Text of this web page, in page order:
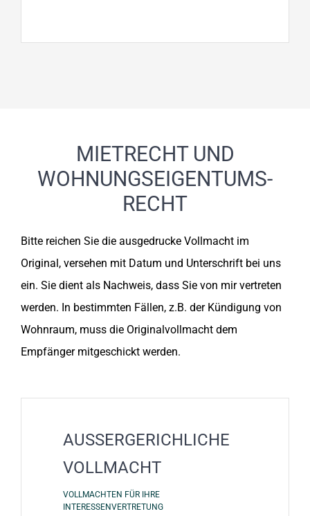
MIETRECHT UND
WOHNUNGS­EIGENTUMS­
RECHT
Bitte reichen Sie die ausgedrucke Vollmacht im
Original, versehen mit Datum und Unterschrift bei uns
ein. Sie dient als Nachweis, dass Sie von mir vertreten
werden. In bestimmten Fällen, z.B. der Kündigung von
Wohnraum, muss die Originalvollmacht dem
Empfänger mitgeschickt werden.
AUSSERGERICHLICHE
VOLLMACHT
VOLLMACHTEN FÜR IHRE
INTERESSENVERTRETUNG